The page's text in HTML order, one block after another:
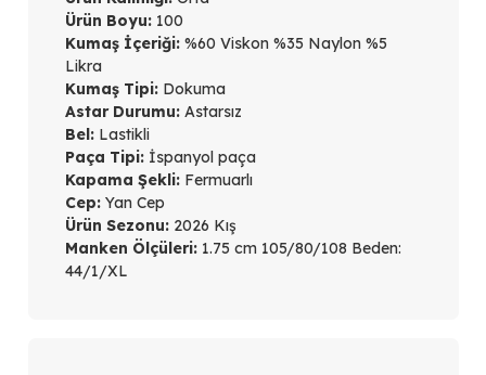
Ürün Boyu: 100
Kumaş İçeriği: %60 Viskon %35 Naylon %5
Likra
Kumaş Tipi: Dokuma
Astar Durumu: Astarsız
Bel: Lastikli
Paça Tipi: İspanyol paça
Kapama Şekli: Fermuarlı
Cep: Yan Cep
Ürün Sezonu: 2026 Kış
Manken Ölçüleri: 1.75 cm 105/80/108 Beden:
44/1/XL